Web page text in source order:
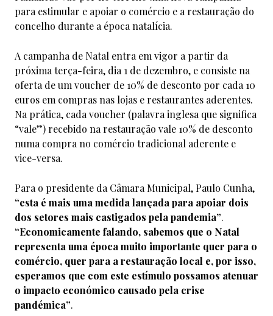
para estimular e apoiar o comércio e a restauração do
concelho durante a época natalícia.
A campanha de Natal entra em vigor a partir da
próxima terça-feira, dia 1 de dezembro, e consiste na
oferta de um voucher de 10% de desconto por cada 10
euros em compras nas lojas e restaurantes aderentes.
Na prática, cada voucher (palavra inglesa que significa
“vale”) recebido na restauração vale 10% de desconto
numa compra no comércio tradicional aderente e
vice-versa.
Para o presidente da Câmara Municipal, Paulo Cunha,
“esta é mais uma medida lançada para apoiar dois
dos setores mais castigados pela pandemia”.
“Economicamente falando, sabemos que o Natal
representa uma época muito importante quer para o
comércio, quer para a restauração local e, por isso,
esperamos que com este estímulo possamos atenuar
o impacto económico causado pela crise
pandémica”.